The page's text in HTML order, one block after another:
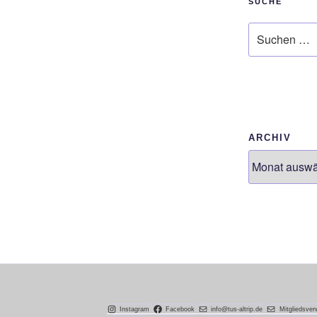
nach:
ARCHIV
Instagram Facebook info@tus-altrip.de